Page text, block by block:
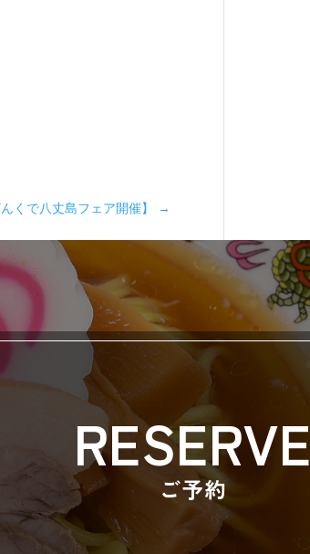
くで八丈島フェア開催】 →
RESERVE
ご予約